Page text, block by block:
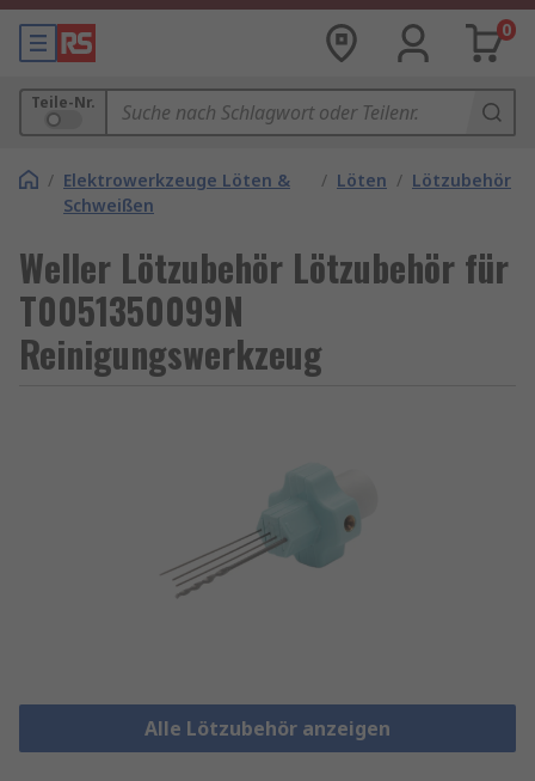
0
Teile-Nr.
/ Elektrowerkzeuge Löten &
Schweißen
/ Löten / Lötzubehör
Weller Lötzubehör Lötzubehör für
T0051350099N
Reinigungswerkzeug
Alle Lötzubehör anzeigen